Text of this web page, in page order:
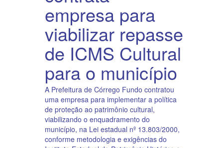
empresa para
viabilizar repasse
de ICMS Cultural
para o município
A Prefeitura de Córrego Fundo contratou
uma empresa para implementar a política
de proteção ao patrimônio cultural,
viabilizando o enquadramento do
município, na Lei estadual nº 13.803/2000,
conforme metodologia e exigências do